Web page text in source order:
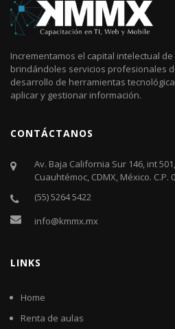
Incrementamos el capital intelectual
brindándoles servicios profesionales
desarrollo de herramientas
aplicar y gestionar información.
CONTÁCTANOS
Av. Baja California Sur 146, int
Cuauhtémoc, CDMX, México. C.P.
(55) 5264 5422
info@kmmx.mx
LINKS
Home
Renta de aulas